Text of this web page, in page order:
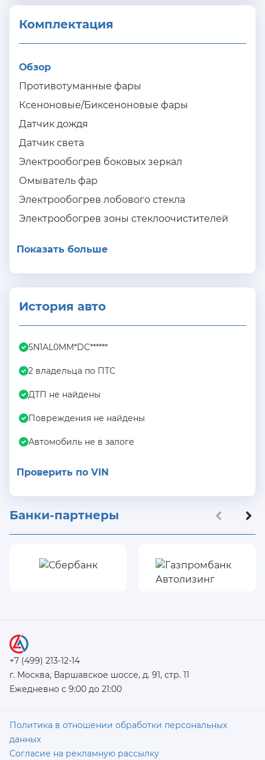
Комплектация
Обзор
Противотуманные фары
Ксеноновые/Биксеноновые фары
Датчик дождя
Датчик света
Электрообогрев боковых зеркал
Омыватель фар
Электрообогрев лобового стекла
Электрообогрев зоны стеклоочистителей
Показать больше
История авто
5N1AL0MM*DC******
2 владельца по ПТС
ДТП не найдены
Повреждения не найдены
Автомобиль не в залоге
Проверить по VIN
Банки-партнеры
+7 (499) 213-12-14
г. Москва, Варшавское шоссе, д. 91, стр. 11
Ежедневно с 9:00 до 21:00
Политика в отношении обработки персональных
данных
Согласие на рекламную рассылку